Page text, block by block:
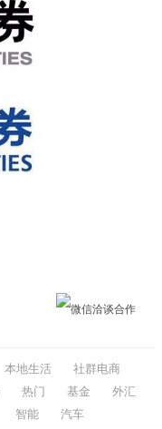
微信洽谈合作
本地生活
社群电商
热门 基金
外汇
智能 汽车